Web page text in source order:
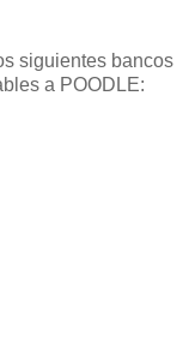
siguientes bancos
a POODLE: